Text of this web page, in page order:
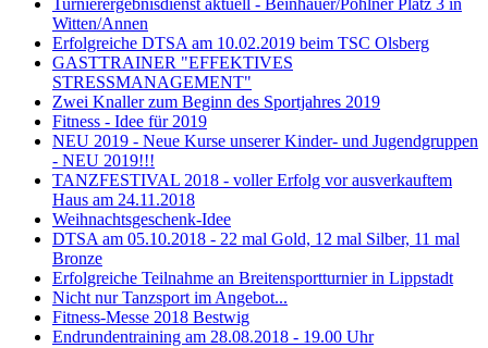
Witten/Annen
Erfolgreiche DTSA am 10.02.2019 beim TSC Olsberg
GASTTRAINER "EFFEKTIVES
STRESSMANAGEMENT"
Zwei Knaller zum Beginn des Sportjahres 2019
Fitness - Idee für 2019
NEU 2019 - Neue Kurse unserer Kinder- und Jugendgruppen
- NEU 2019!!!
TANZFESTIVAL 2018 - voller Erfolg vor ausverkauftem
Haus am 24.11.2018
Weihnachtsgeschenk-Idee
DTSA am 05.10.2018 - 22 mal Gold, 12 mal Silber, 11 mal
Bronze
Erfolgreiche Teilnahme an Breitensportturnier in Lippstadt
Nicht nur Tanzsport im Angebot...
Fitness-Messe 2018 Bestwig
Endrundentraining am 28.08.2018 - 19.00 Uhr